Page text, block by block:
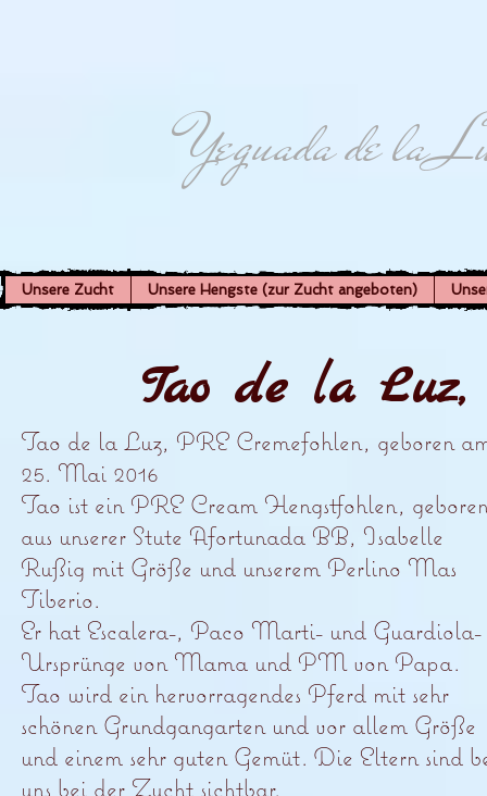
Yeguada de la
Unsere Zucht Unsere Hengste (zur Zucht angeboten)
Tao de la Luz,
Tao de la Luz, PRE Cremefohlen, geboren
25. Mai 2016
Tao ist ein PRE Cream Hengstfohlen,
aus unserer Stute Afortunada BB, Isabelle
Rußig mit Größe und unserem Perlino Mas
Tiberio.
Er hat Escalera-, Paco Marti- und Guardiola-
Ursprünge von Mama und PM von Papa.
Tao wird ein hervorragendes Pferd mit sehr
schönen Grundgangarten und vor allem Größe
und einem sehr guten Gemüt. Die Eltern sind
uns bei der Zucht sichtbar.